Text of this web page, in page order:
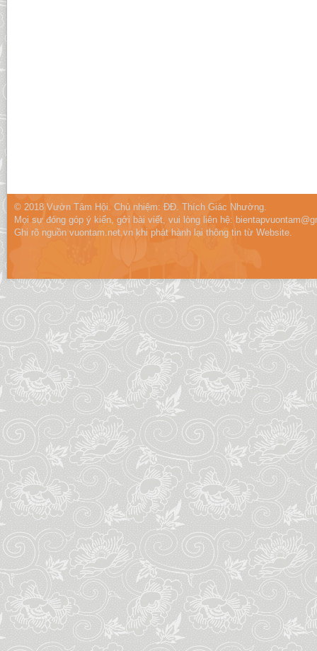
© 2018 Vườn Tâm Hội. Chủ nhiệm: ĐĐ. Thích Giác Nhường.
Mọi sự đóng góp ý kiến, gởi bài viết, vui lòng liên hệ:
Ghi rõ nguồn vuontam.net.vn khi phát hành lại thông tin từ Website.